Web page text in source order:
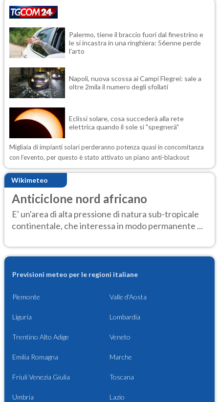
Palermo, tiene il braccio fuori dal finestrino e
le si incastra in una ringhiera: 56enne perde
l'arto
Napoli, nuova scossa ai Campi Flegrei: sale a
oltre 2mila il numero degli sfollati
Eclissi solare, cosa succederà alla rete
elettrica quando il sole si "spegnerà"
Migliaia di impianti solari perderanno potenza quasi in concomitanza
con l’evento, per questo è stato attivato un piano anti-blackout
Wikimeteo
Anticiclone nord africano
E' un'area di alta pressione di natura sub-tropicale
continentale, che interessa in modo permanente ...
Previsioni meteo per le regioni italiane
Piemonte Valle d'Aosta
Liguria Lombardia
Trentino Alto Adige Veneto
Emilia Romagna Marche
Friuli Venezia Giulia Toscana
Umbria Lazio